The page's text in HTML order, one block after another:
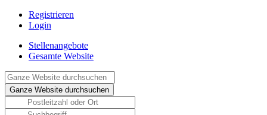
Registrieren
Login
Stellenangebote
Gesamte Website